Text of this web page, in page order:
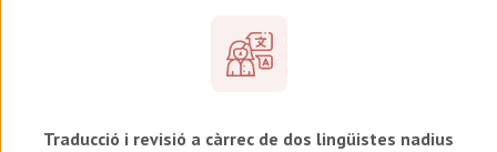
Traducció i revisió a càrrec de dos lingüistes nadius